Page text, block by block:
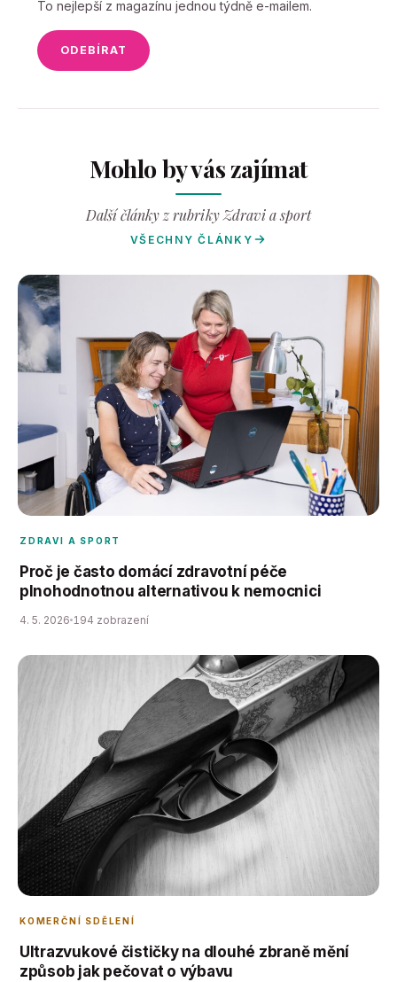
To nejlepší z magazínu jednou týdně e-mailem.
ODEBÍRAT
Mohlo by vás zajímat
Další články z rubriky Zdravi a sport
VŠECHNY ČLÁNKY
ZDRAVI A SPORT
Proč je často domácí zdravotní péče
plnohodnotnou alternativou k nemocnici
4. 5. 2026 194 zobrazení
KOMERČNÍ SDĚLENÍ
Ultrazvukové čističky na dlouhé zbraně mění
způsob jak pečovat o výbavu